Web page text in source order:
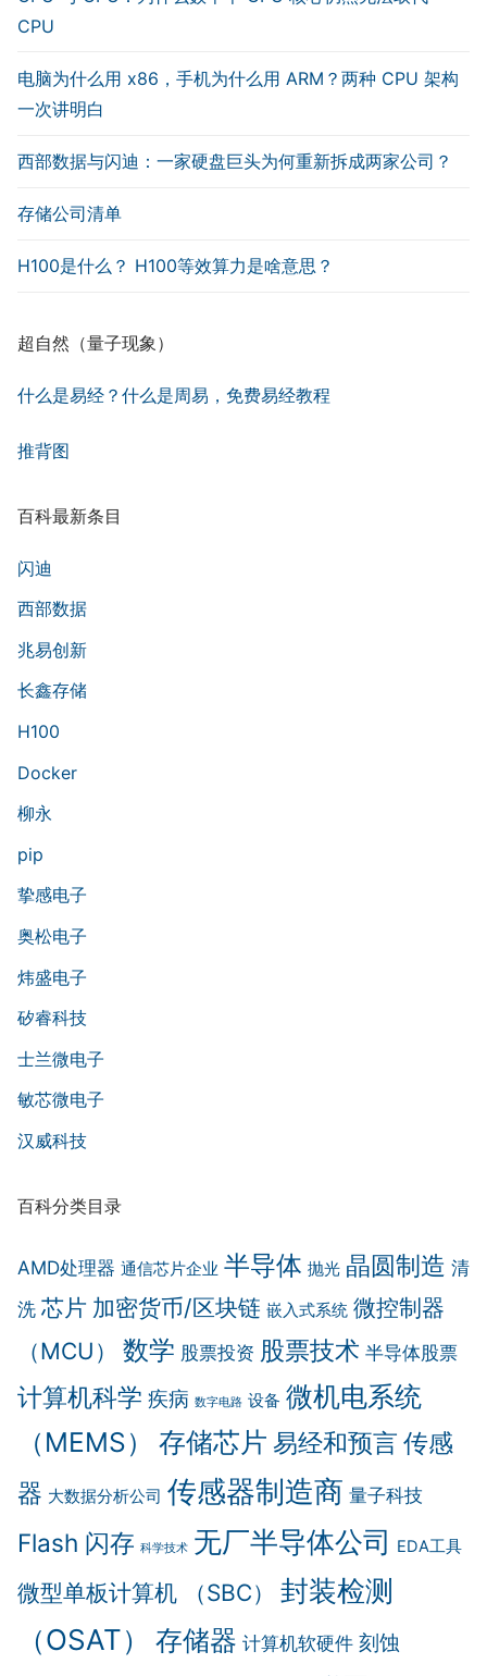
CPU
电脑为什么用 x86，手机为什么用 ARM？两种 CPU 架构
一次讲明白
西部数据与闪迪：一家硬盘巨头为何重新拆成两家公司？
存储公司清单
H100是什么？ H100等效算力是啥意思？
超自然（量子现象）
什么是易经？什么是周易，免费易经教程
推背图
百科最新条目
闪迪
西部数据
兆易创新
长鑫存储
H100
Docker
柳永
pip
挚感电子
奥松电子
炜盛电子
矽睿科技
士兰微电子
敏芯微电子
汉威科技
百科分类目录
AMD处理器 通信芯片企业 半导体 抛光 晶圆制造 清
洗 芯片 加密货币/区块链 嵌入式系统 微控制器
（MCU）
数学 股票投资 股票技术 半导体股票
计算机科学 疾病 数字电路 设备 微机电系统
（MEMS）
存储芯片 易经和预言 传感
器 大数据分析公司 传感器制造商 量子科技
Flash 闪存 科学技术 无厂半导体公司 EDA工具
微型单板计算机 （SBC）
封装检测
（OSAT）
存储器 计算机软硬件 刻蚀